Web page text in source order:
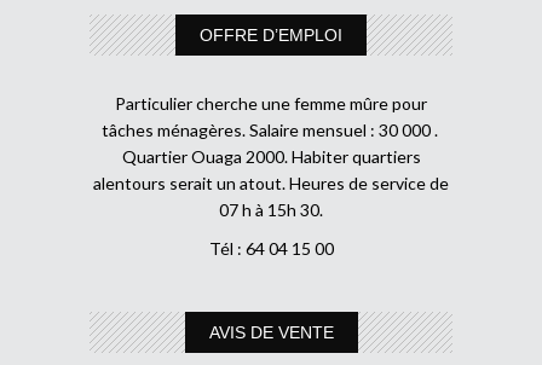
OFFRE D’EMPLOI
Particulier cherche une femme mûre pour
tâches ménagères. Salaire mensuel : 30 000 .
Quartier Ouaga 2000. Habiter quartiers
alentours serait un atout. Heures de service de
07 h à 15h 30.
Tél : 64 04 15 00
AVIS DE VENTE